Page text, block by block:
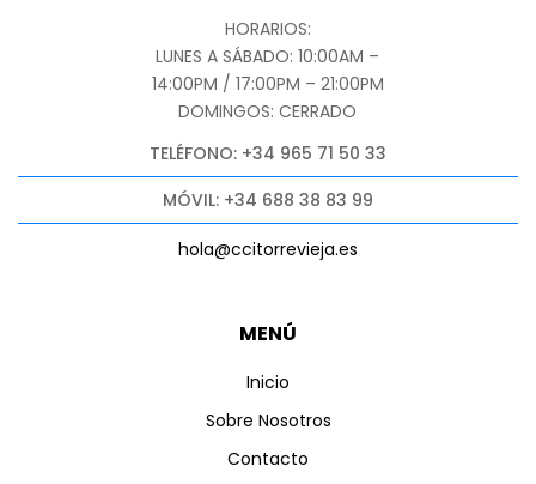
MENÚ
Inicio
Sobre Nosotros
Contacto
HORARIOS:
LUNES A SÁBADO: 10:00AM –
14:00PM / 17:00PM – 21:00PM
DOMINGOS: CERRADO
TELÉFONO: +34 965 71 50 33
MÓVIL: +34 688 38 83 99
hola@ccitorrevieja.es